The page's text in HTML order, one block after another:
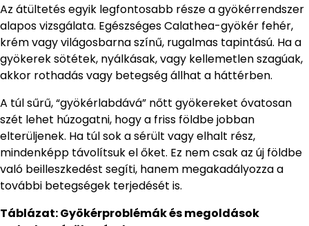
Az átültetés egyik legfontosabb része a gyökérrendszer
alapos vizsgálata. Egészséges Calathea-gyökér fehér,
krém vagy világosbarna színű, rugalmas tapintású. Ha a
gyökerek sötétek, nyálkásak, vagy kellemetlen szagúak,
akkor rothadás vagy betegség állhat a háttérben.
A túl sűrű, “gyökérlabdává” nőtt gyökereket óvatosan
szét lehet húzogatni, hogy a friss földbe jobban
elterüljenek. Ha túl sok a sérült vagy elhalt rész,
mindenképp távolítsuk el őket. Ez nem csak az új földbe
való beilleszkedést segíti, hanem megakadályozza a
további betegségek terjedését is.
Táblázat: Gyökérproblémák és megoldások